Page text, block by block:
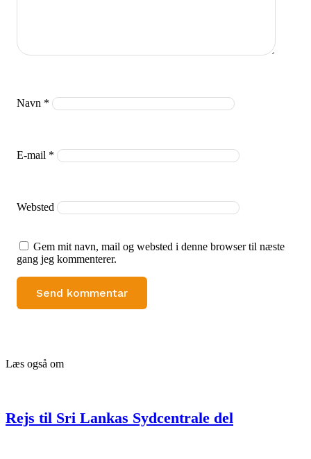
Navn *
E-mail *
Websted
Gem mit navn, mail og websted i denne browser til næste
gang jeg kommenterer.
Læs også om
Rejs til Sri Lankas Sydcentrale del